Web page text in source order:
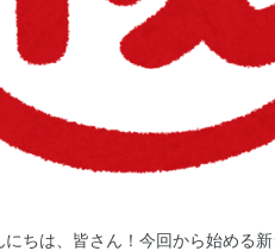
ちは、皆さん！今回から始める